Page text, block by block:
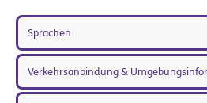
Sprachen
Verkehrsanbindung &